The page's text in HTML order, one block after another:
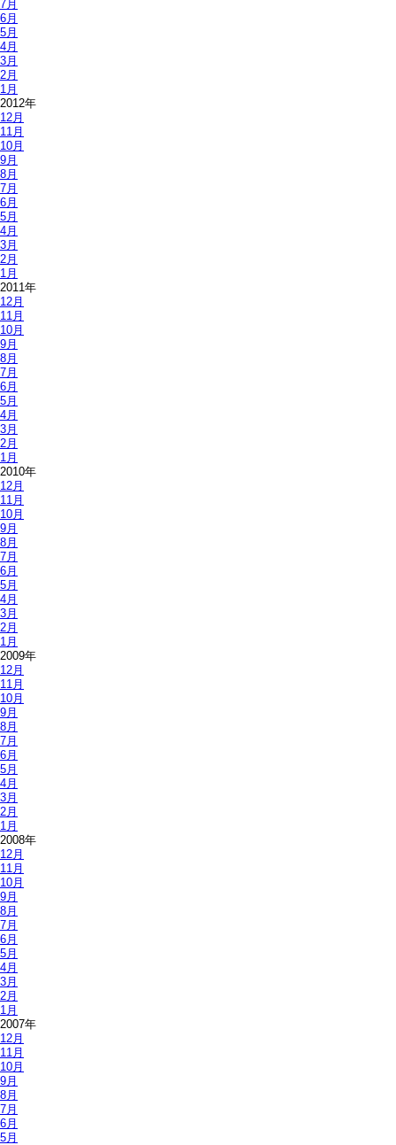
7月
6月
5月
4月
3月
2月
1月
2012年
12月
11月
10月
9月
8月
7月
6月
5月
4月
3月
2月
1月
2011年
12月
11月
10月
9月
8月
7月
6月
5月
4月
3月
2月
1月
2010年
12月
11月
10月
9月
8月
7月
6月
5月
4月
3月
2月
1月
2009年
12月
11月
10月
9月
8月
7月
6月
5月
4月
3月
2月
1月
2008年
12月
11月
10月
9月
8月
7月
6月
5月
4月
3月
2月
1月
2007年
12月
11月
10月
9月
8月
7月
6月
5月